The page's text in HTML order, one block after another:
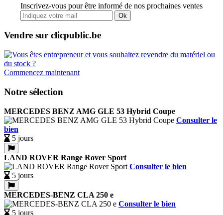
Inscrivez-vous pour être informé de nos prochaines ventes
Ok
Vendre sur clicpublic.be
Commencez maintenant
Notre sélection
MERCEDES BENZ AMG GLE 53 Hybrid Coupe
Consulter le
bien
5 jours
LAND ROVER Range Rover Sport
Consulter le bien
5 jours
MERCEDES-BENZ CLA 250 e
Consulter le bien
5 jours